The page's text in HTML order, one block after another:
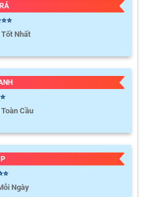
Nhất
Cầu
Ngày